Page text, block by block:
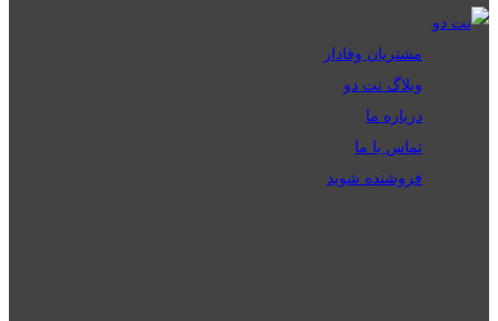
مشتریان وفادار
وبلاگ نت دو
درباره ما
تماس با ما
فروشنده شوید